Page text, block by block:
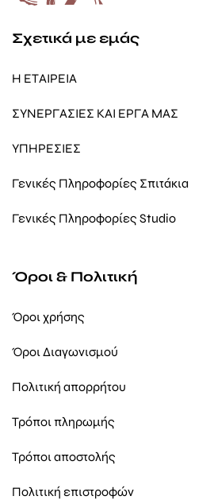
Σχετικά με εμάς
Η ΕΤΑΙΡΕΙΑ
ΣΥΝΕΡΓΑΣΙΕΣ ΚΑΙ ΕΡΓΑ ΜΑΣ
ΥΠΗΡΕΣΙΕΣ
Γενικές Πληροφορίες Σπιτάκια
Γενικές Πληροφορίες Studio
Όροι & Πολιτική
Όροι χρήσης
Όροι Διαγωνισμού
Πολιτική απορρήτου
Τρόποι πληρωμής
Τρόποι αποστολής
Πολιτική επιστροφών